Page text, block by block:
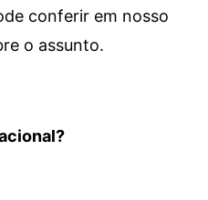
conferir em nosso
o assunto.